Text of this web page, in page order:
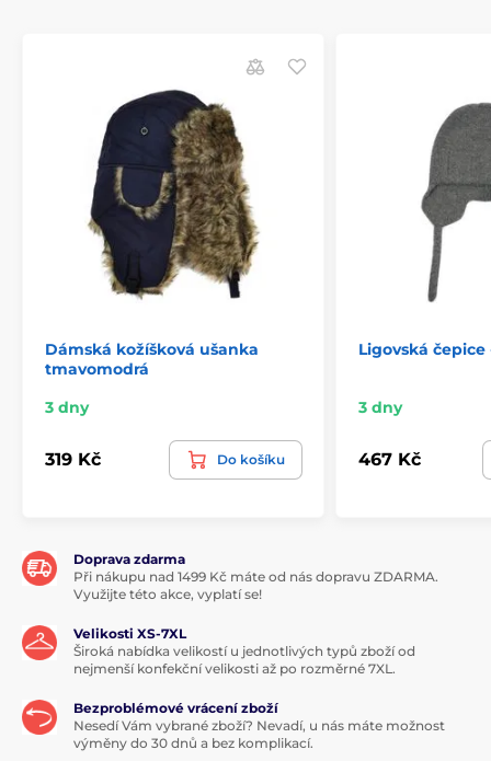
Dámská kožíšková ušanka
tmavomodrá
3 dny
319 Kč Do košíku
Ligovská
3 dny
467 Kč
Doprava zdarma
Při nákupu nad 1499 Kč máte od nás dopravu ZDARMA.
Využijte této akce, vyplatí se!
Velikosti XS-7XL
Široká nabídka velikostí u jednotlivých typů zboží od
nejmenší konfekční velikosti až po rozměrné 7XL.
Bezproblémové vrácení zboží
Nesedí Vám vybrané zboží? Nevadí, u nás máte možnost
výměny do 30 dnů a bez komplikací.